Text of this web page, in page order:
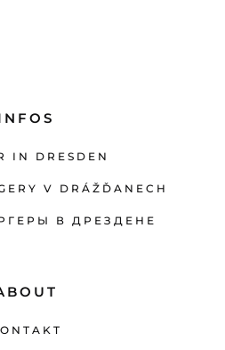
IN DRESDEN
V DRÁŽĎANECH
В ДРЕЗДЕНЕ